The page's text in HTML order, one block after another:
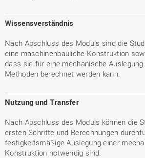
Wissensverständnis
Nach Abschluss des Moduls sind die
eine maschinenbauliche Konstruktion
dass sie für eine mechanische
Methoden berechnet werden kann.
Nutzung und Transfer
Nach Abschluss des Moduls können die
ersten Schritte und Berechnungen
festigkeitsmäßige Auslegung einer
Konstruktion notwendig sind.